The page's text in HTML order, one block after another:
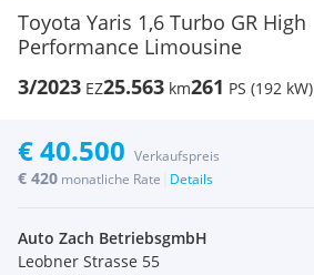
Toyota Yaris 1,6 Turbo GR High
Performance Limousine
3/2023 EZ25.563 km261 PS (192 kW)
€ 40.500 Verkaufspreis
€ 420 monatliche Rate Details
Auto Zach BetriebsgmbH
Leobner Strasse 55